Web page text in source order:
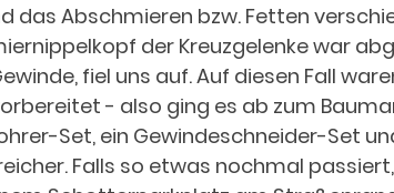
das Abschmieren bzw. Fetten
der Kreuzgelenke war
fiel uns auf. Auf diesen Fall
- also ging es ab zum
Set, ein Gewindeschneider-Set
Falls so etwas nochmal